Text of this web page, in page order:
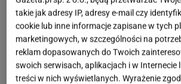
Internauci byli podzieleni. Nie
zachwycali się jej występem
Beata Ścibakówna zabrała głos
sprawę
takie jak adresy IP, adresy e-mail czy
cookie lub inne informacje zapisane w tych
marketingowych, w szczególności na
reklam dopasowanych do Twoich
swoich serwisach, aplikacjach i w Internecie
treści w nich wyświetlanych. Wyrażenie